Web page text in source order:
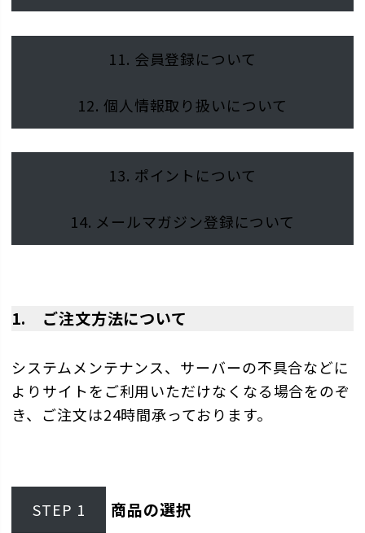
11. 会員登録について
12. 個人情報取り扱いについて
13. ポイントについて
14. メールマガジン登録について
1. ご注文方法について
システムメンテナンス、サーバーの不具合などに
よりサイトをご利用いただけなくなる場合をのぞ
き、ご注文は24時間承っております。
STEP 1 商品の選択